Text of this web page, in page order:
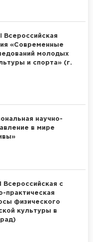
Всероссийская
«Современные
молодых
и спорта» (г.
научно-
в мире
Всероссийская с
практическая
физического
культуры в